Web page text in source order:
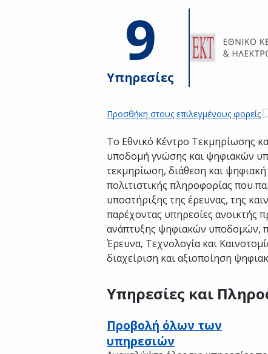
9
Υπηρεσίες
Προσθήκη στους επιλεγμένους φορείς
Το Εθνικό Κέντρο Τεκμηρίωσης
υποδομή γνώσης και ψηφιακών
τεκμηρίωση, διάθεση και
πολιτιστικής πληροφορίας που
υποστήριξης της έρευνας, της
παρέχοντας υπηρεσίες ανοικτής
ανάπτυξης ψηφιακών υποδομών,
Έρευνα, Τεχνολογία και
διαχείριση και αξιοποίηση
Υπηρεσίες και
Προβολή όλων των
υπηρεσιών